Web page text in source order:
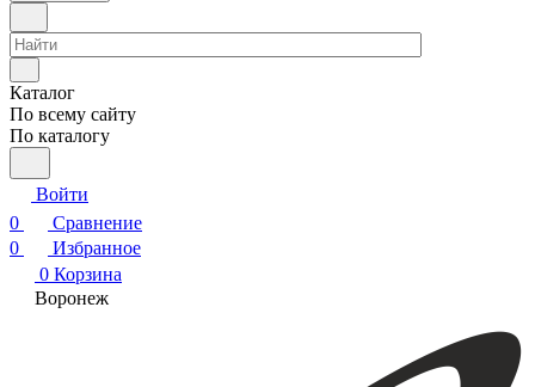
Каталог
По всему сайту
По каталогу
Войти
0
Сравнение
0
Избранное
0 Корзина
Воронеж